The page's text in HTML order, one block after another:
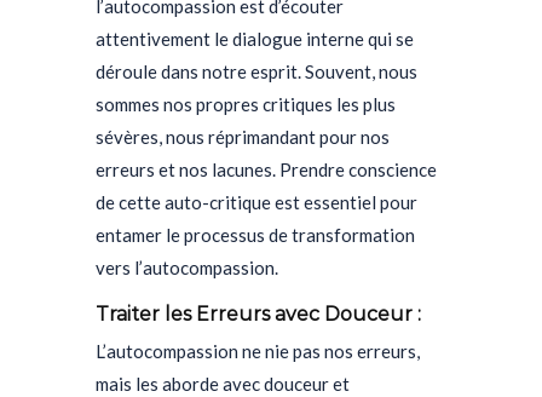
l’autocompassion est d’écouter
attentivement le dialogue interne qui se
déroule dans notre esprit. Souvent, nous
sommes nos propres critiques les plus
sévères, nous réprimandant pour nos
erreurs et nos lacunes. Prendre conscience
de cette auto-critique est essentiel pour
entamer le processus de transformation
vers l’autocompassion.
Traiter les Erreurs avec Douceur :
L’autocompassion ne nie pas nos erreurs,
mais les aborde avec douceur et